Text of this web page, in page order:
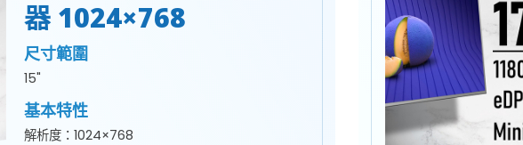
器 1024×768
尺寸範圍
15"
基本特性
解析度：1024×768